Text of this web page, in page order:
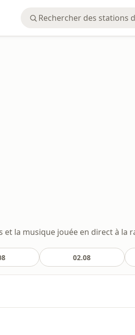
la musique jouée en direct à la
02.08